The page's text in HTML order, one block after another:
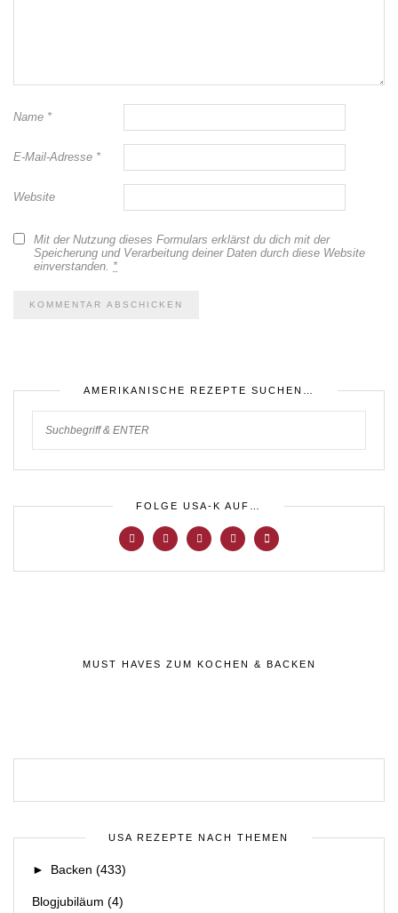
Name *
E-Mail-Adresse *
Website
Mit der Nutzung dieses Formulars erklärst du dich mit der
Speicherung und Verarbeitung deiner Daten durch diese Website
einverstanden. *
AMERIKANISCHE REZEPTE SUCHEN…
FOLGE USA-K AUF…
MUST HAVES ZUM KOCHEN & BACKEN
USA REZEPTE NACH THEMEN
► Backen (433)
Blogjubiläum (4)